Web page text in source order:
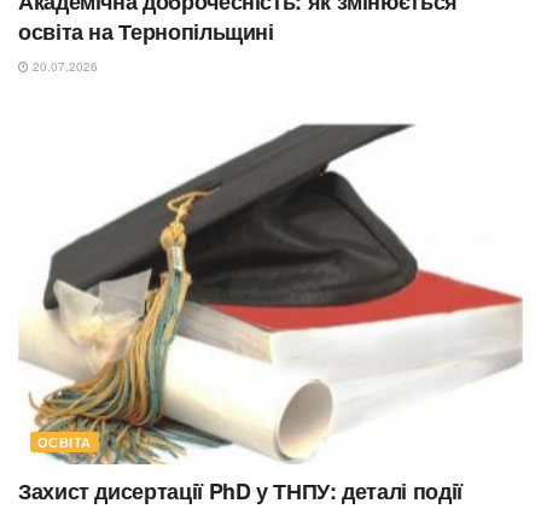
освіта на Тернопільщині
20.07.2026
ОСВІТА
Захист дисертації PhD у ТНПУ: деталі події